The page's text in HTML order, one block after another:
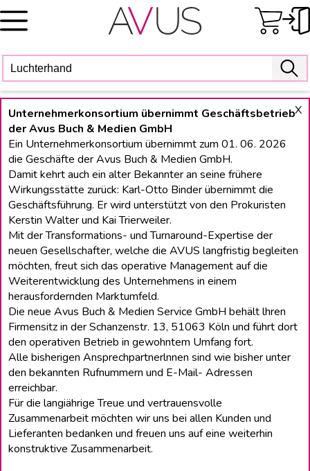
Skip
to
X
Unternehmerkonsortium übernimmt Geschäftsbetrieb
der Avus Buch & Medien GmbH
Ein Unternehmerkonsortium übernimmt zum 01. 06. 2026
die Geschäfte der Avus Buch & Medien GmbH.
Damit kehrt auch ein alter Bekannter an seine frühere
Wirkungsstätte zurück: Karl-Otto Binder übernimmt die
Geschäftsführung. Er wird unterstützt von den Prokuristen
Kerstin Walter und Kai Trierweiler.
Mit der Transformations- und Turnaround-Expertise der
neuen Gesellschafter, welche die AVUS langfristig begleiten
möchten, freut sich das operative Management auf die
Weiterentwicklung des Unternehmens in einem
herausfordernden Marktumfeld.
Die neue Avus Buch & Medien Service GmbH behält lhren
Firmensitz in der Schanzenstr. 13, 51063 Köln und führt dort
den operativen Betrieb in gewohntem Umfang fort.
Alle bisherigen Ansprechpartnerlnnen sind wie bisher unter
den bekannten Rufnummern und E-Mail- Adressen
erreichbar.
Für die langiährige Treue und vertrauensvolle
Zusammenarbeit möchten wir uns bei allen Kunden und
Lieferanten bedanken und freuen uns auf eine weiterhin
konstruktive Zusammenarbeit.